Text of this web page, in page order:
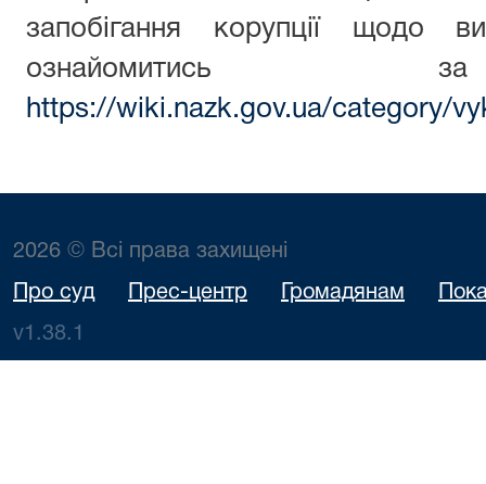
запобігання корупції щодо
ознайомитись
https://wiki.nazk.gov.ua/category/
2026 © Всі права захищені
Про суд Прес-центр Громадянам
v1.38.1